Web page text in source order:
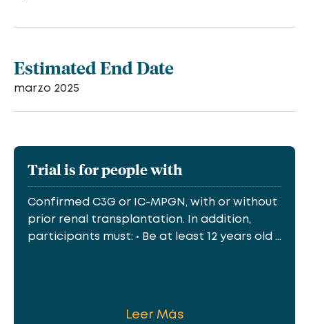
Estimated End Date
marzo 2025
Trial is for people with
Confirmed C3G or IC-MPGN, with or without
prior renal transplantation. In addition,
participants must: • Be at least 12 years old ...
Leer Más